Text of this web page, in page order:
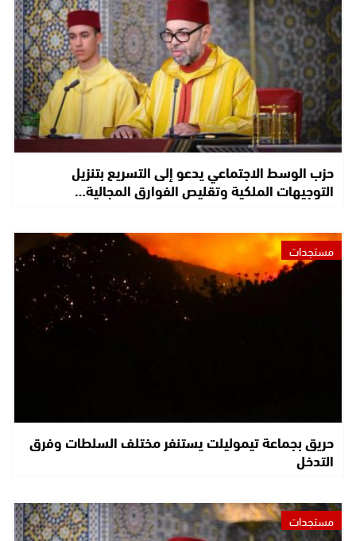
حزب الوسط الاجتماعي يدعو إلى التسريع بتنزيل
التوجيهات الملكية وتقليص الفوارق المجالية…
مستجدات
حريق بجماعة تيموليلت يستنفر مختلف السلطات وفرق
التدخل
مستجدات